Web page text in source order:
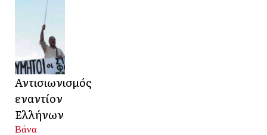
Αντισιωνισμός
εναντίον
Ελλήνων
Βάνα